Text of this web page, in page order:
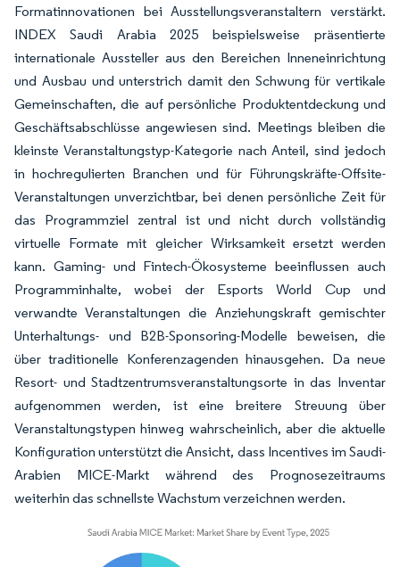
Formatinnovationen bei Ausstellungsveranstaltern verstärkt.
INDEX Saudi Arabia 2025 beispielsweise präsentierte
internationale Aussteller aus den Bereichen Inneneinrichtung
und Ausbau und unterstrich damit den Schwung für vertikale
Gemeinschaften, die auf persönliche Produktentdeckung und
Geschäftsabschlüsse angewiesen sind. Meetings bleiben die
kleinste Veranstaltungstyp-Kategorie nach Anteil, sind jedoch
in hochregulierten Branchen und für Führungskräfte-Offsite-
Veranstaltungen unverzichtbar, bei denen persönliche Zeit für
das Programmziel zentral ist und nicht durch vollständig
virtuelle Formate mit gleicher Wirksamkeit ersetzt werden
kann. Gaming- und Fintech-Ökosysteme beeinflussen auch
Programminhalte, wobei der Esports World Cup und
verwandte Veranstaltungen die Anziehungskraft gemischter
Unterhaltungs- und B2B-Sponsoring-Modelle beweisen, die
über traditionelle Konferenzagenden hinausgehen. Da neue
Resort- und Stadtzentrumsveranstaltungsorte in das Inventar
aufgenommen werden, ist eine breitere Streuung über
Veranstaltungstypen hinweg wahrscheinlich, aber die aktuelle
Konfiguration unterstützt die Ansicht, dass Incentives im Saudi-
Arabien MICE-Markt während des Prognosezeitraums
weiterhin das schnellste Wachstum verzeichnen werden.